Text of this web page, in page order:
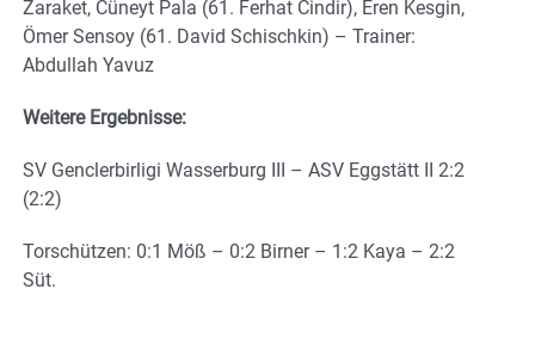
Zaraket, Cüneyt Pala (61. Ferhat Cindir), Eren Kesgin,
Ömer Sensoy (61. David Schischkin) – Trainer:
Abdullah Yavuz
Weitere Ergebnisse:
SV Genclerbirligi Wasserburg III – ASV Eggstätt II 2:2
(2:2)
Torschützen: 0:1 Möß – 0:2 Birner – 1:2 Kaya – 2:2
Süt.